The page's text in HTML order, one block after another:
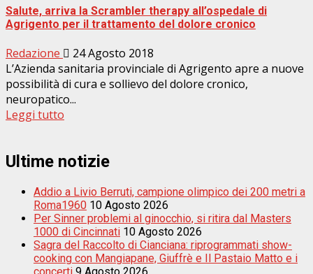
Salute, arriva la Scrambler therapy all’ospedale di
Agrigento per il trattamento del dolore cronico
Redazione
24 Agosto 2018
L’Azienda sanitaria provinciale di Agrigento apre a nuove
possibilità di cura e sollievo del dolore cronico,
neuropatico...
Leggi tutto
Ultime notizie
Addio a Livio Berruti, campione olimpico dei 200 metri a
Roma1960 10 Agosto 2026
Per Sinner problemi al ginocchio, si ritira dal Masters
1000 di Cincinnati 10 Agosto 2026
Sagra del Raccolto di Cianciana: riprogrammati show-
cooking con Mangiapane, Giuffrè e Il Pastaio Matto e i